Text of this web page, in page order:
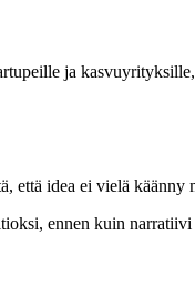
ja
että idea ei vielä
ennen kuin